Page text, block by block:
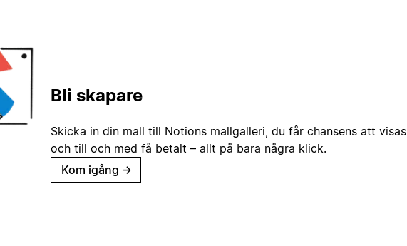
Bli skapare
Skicka in din mall till Notions mallgalleri, du får chansens att visas
och till och med få betalt – allt på bara några klick.
Kom igång →